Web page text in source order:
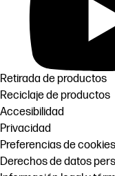
Retirada de productos
Reciclaje de productos
Accesibilidad
Privacidad
Preferencias de cookies
Derechos de datos